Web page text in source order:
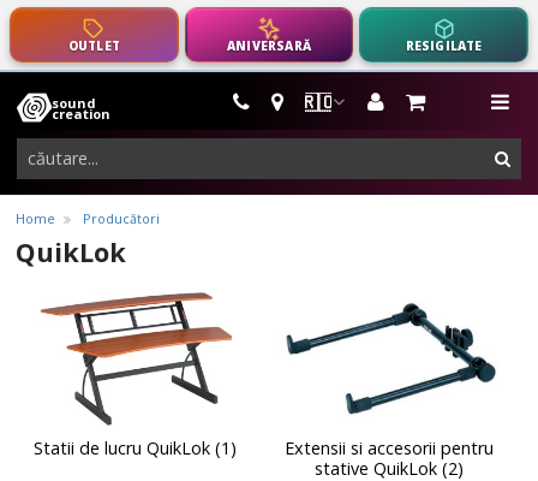
OUTLET ANIVERSARĂ RESIGILATE
🇷🇴
sound
creation
instrumente
muzicale,
echipamente
pro-
audio
Home Producători
QuikLok
Statii
QuikLok
Statii de lucru QuikLok (1)
accesorii
si
accesorii
Extensii si accesorii pentru
stative QuikLok (2)